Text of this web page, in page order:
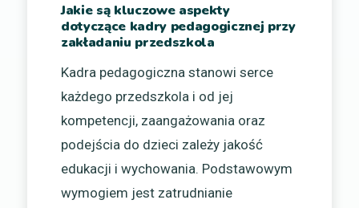
Jakie są kluczowe aspekty
dotyczące kadry pedagogicznej przy
zakładaniu przedszkola
Kadra pedagogiczna stanowi serce
każdego przedszkola i od jej
kompetencji, zaangażowania oraz
podejścia do dzieci zależy jakość
edukacji i wychowania. Podstawowym
wymogiem jest zatrudnianie